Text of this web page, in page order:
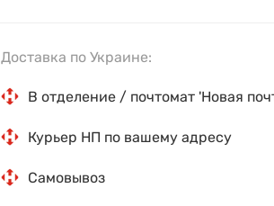
Доставка по Украине:
В отделение / почтомат 'Новая
Курьер НП по вашему адресу
Самовывоз